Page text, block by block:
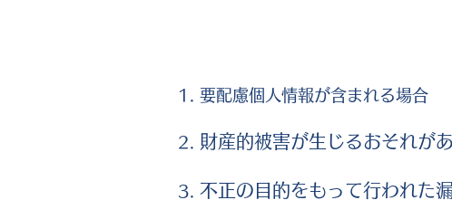
要配慮個人情報が含まれる場合
財産的被害が生じるおそれが
不正の目的をもって行われた